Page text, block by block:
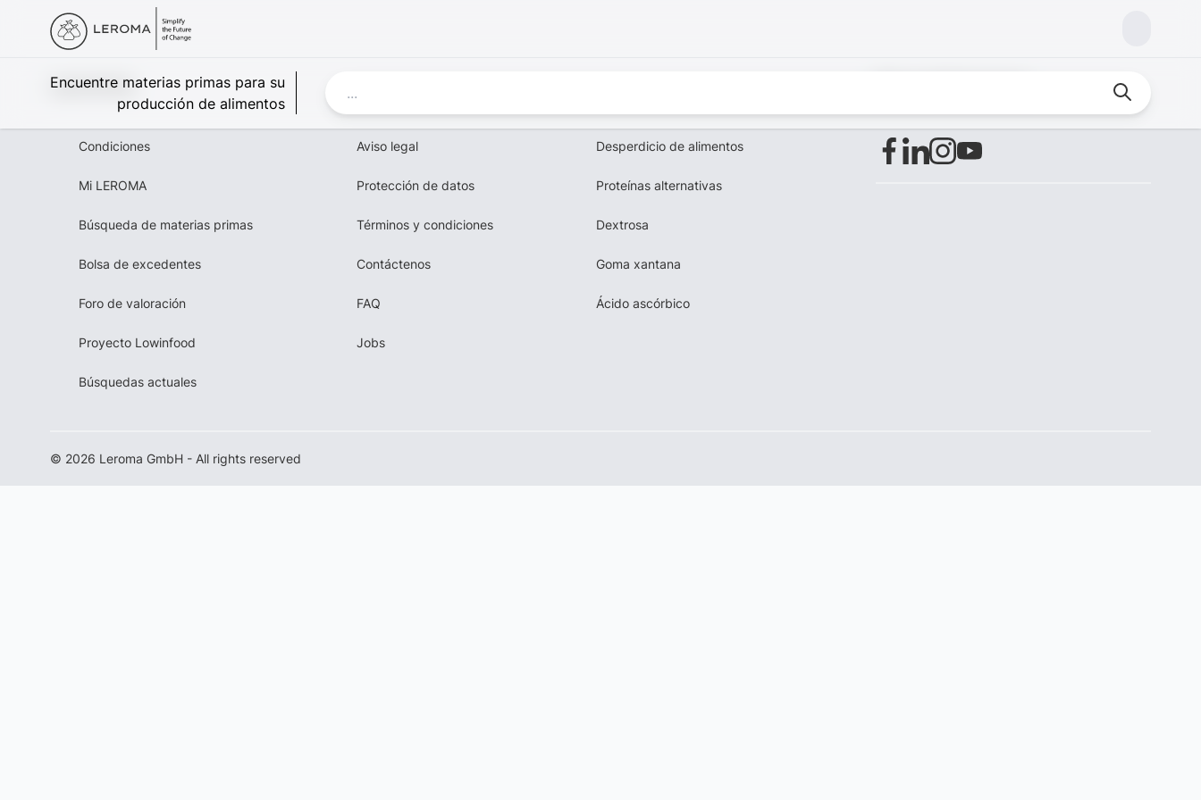
Encuentre materias primas para su
producción de alimentos
Leroma
Condiciones
Mi LEROMA
Búsqueda de materias primas
Bolsa de excedentes
Foro de valoración
Proyecto Lowinfood
Búsquedas actuales
Aviso legal
Protección de datos
Términos y condiciones
Contáctenos
FAQ
Jobs
Desperdicio de alimentos
Proteínas alternativas
Dextrosa
Goma xantana
Ácido ascórbico
© 2026 Leroma GmbH - All rights reserved